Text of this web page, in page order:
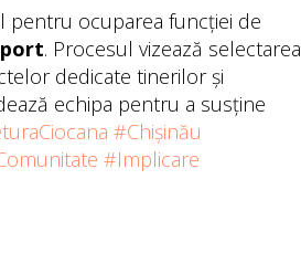
pentru ocuparea funcției de
. Procesul vizează selectarea
dedicate tinerilor și
echipa pentru a susține
#Chișinău
#Implicare